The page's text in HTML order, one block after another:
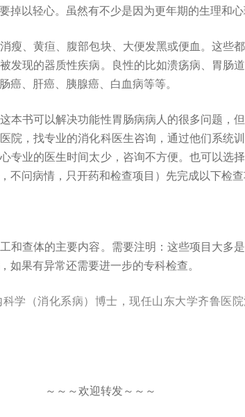
掉以轻心。虽然有不少是因为更年期的生理和心
瘦、黄疸、腹部包块、大便发黑或便血。这些
发现的器质性疾病。良性的比如溃疡病、胃肠
癌、肝癌、胰腺癌、白血病等等。
本书可以解决功能性胃肠病病人的很多问题，
院，找专业的消化科医生咨询，通过他们系统
专业的医生时间太少，咨询不方便。也可以选
不问病情，只开药和检查项目）先完成以下检查
和查体的主要内容。需要注明：这些项目大多
如果有异常还需要进一步的专科检查。
学（消化系病）博士，现任山东大学齐鲁医
～～～欢迎转发～～～